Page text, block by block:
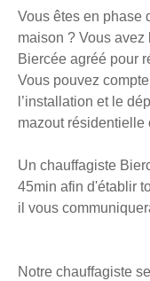
Vous êtes en phase
maison ? Vous
Biercée agréé pour
Vous pouvez
l’installation et le
mazout résidentielle
Un chauffagiste
45min afin d'établir
il vous
Notre chauffagiste